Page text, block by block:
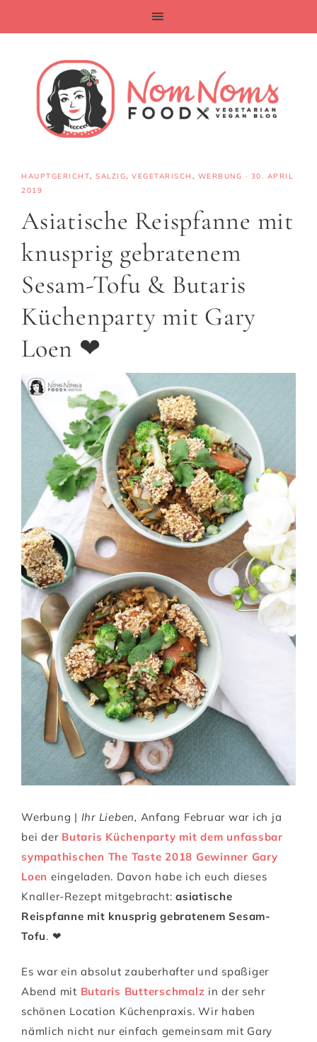
HAUPTGERICHT, SALZIG, VEGETARISCH , WERBUNG · 30. APRIL
2019
Asiatische Reispfanne mit
knusprig gebratenem
Sesam-Tofu & Butaris
Küchenparty mit Gary
Loen ❤
Werbung | Ihr Lieben, Anfang Februar war ich ja
bei der Butaris Küchenparty mit dem unfassbar
sympathischen The Taste 2018 Gewinner Gary
Loen eingeladen. Davon habe ich euch dieses
Knaller-Rezept mitgebracht: asiatische
Reispfanne mit knusprig gebratenem Sesam-
Tofu. ❤
Es war ein absolut zauberhafter und spaßiger
Abend mit Butaris Butterschmalz in der sehr
schönen Location Küchenpraxis. Wir haben
nämlich nicht nur einfach gemeinsam mit Gary